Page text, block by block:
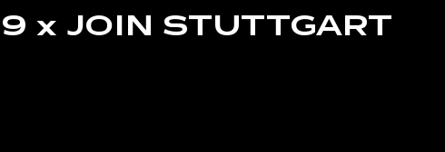
x JOIN STUTTGART